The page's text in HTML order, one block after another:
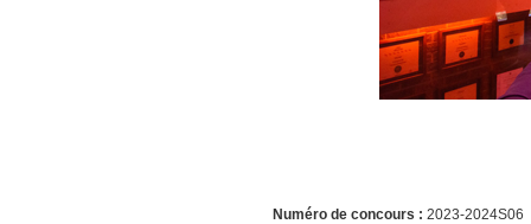
Numéro de concours : 2023-2024S06